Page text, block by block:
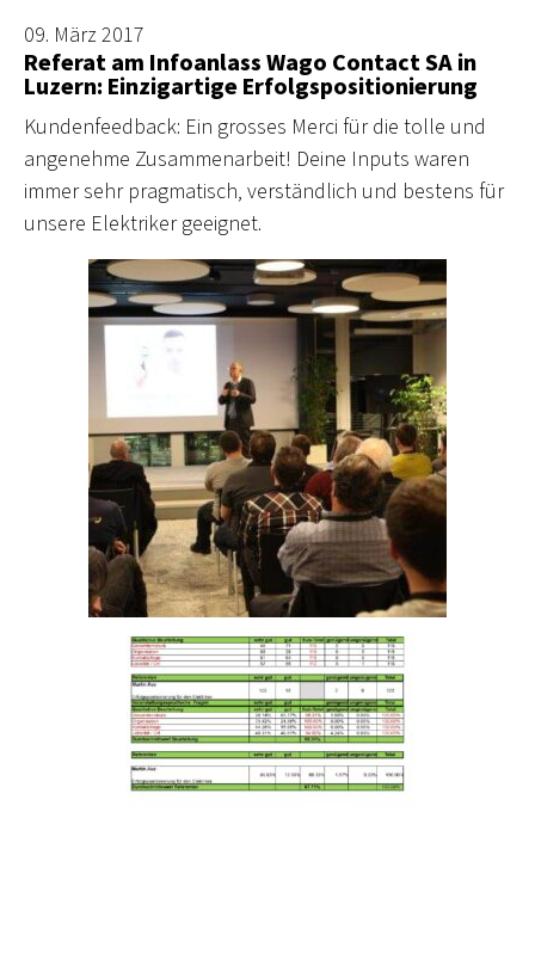
09. März 2017
Referat am Infoanlass Wago Contact SA in
Luzern: Einzigartige Erfolgspositionierung
Kundenfeedback: Ein grosses Merci für die tolle und
angenehme Zusammenarbeit! Deine Inputs waren
immer sehr pragmatisch, verständlich und bestens für
unsere Elektriker geeignet.